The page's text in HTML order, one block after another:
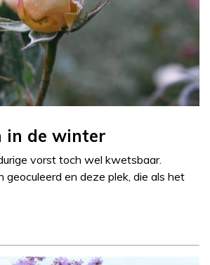
in de winter
vorst toch wel kwetsbaar.
geoculeerd en deze plek, die als het